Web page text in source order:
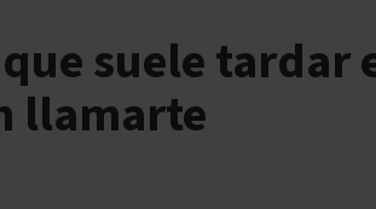
que suele
llamarte